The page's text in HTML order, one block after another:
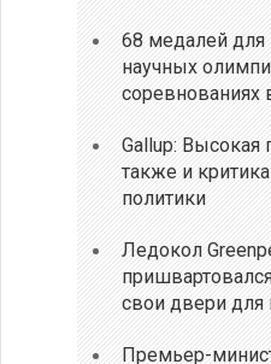
68 медалей
научных
соревнованиях
Gallup:
также и
политики
Ледокол
свои двери для
Премьер-